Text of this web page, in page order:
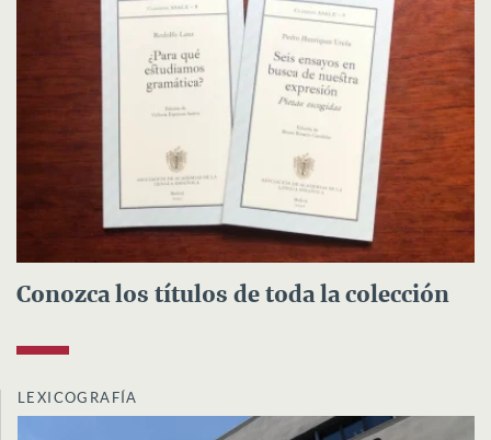
Conozca los títulos de toda la colección
LEXICOGRAFÍA